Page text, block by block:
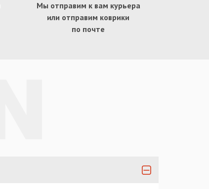
Мы отправим к вам курьера
или отправим коврики
по почте